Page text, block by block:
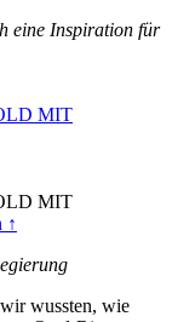
eine Inspiration für
MIT
MIT
↑
wussten, wie